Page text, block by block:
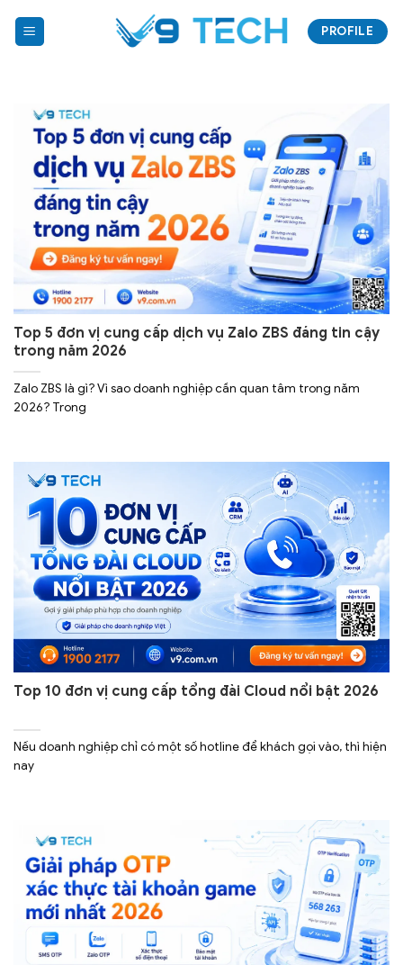
qua
PROFILE
Top 5 đơn vị cung cấp dịch vụ Zalo ZBS đáng tin cậy
trong năm 2026
Zalo ZBS là gì? Vì sao doanh nghiệp cần quan tâm trong năm
2026? Trong
Top 10 đơn vị cung cấp tổng đài Cloud nổi bật 2026
Nếu doanh nghiệp chỉ có một số hotline để khách gọi vào, thì hiện
nay